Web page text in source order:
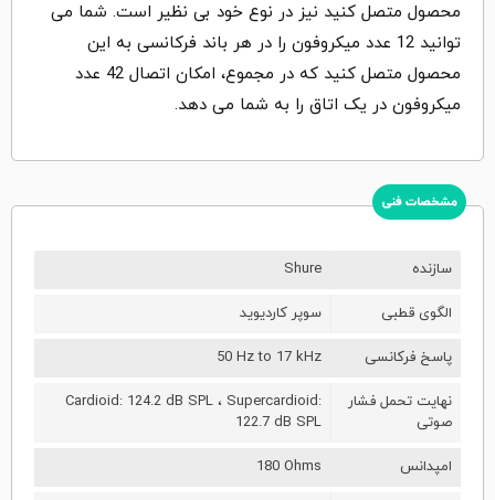
محصول متصل کنید نیز در نوع خود بی نظیر است. شما می
توانید 12 عدد میکروفون را در هر باند فرکانسی به این
محصول متصل کنید که در مجموع، امکان اتصال 42 عدد
میکروفون در یک اتاق را به شما می دهد.
مشخصات فنی
سازنده Shure
الگوی قطبی سوپر کاردیوید
پاسخ فرکانسی 50 Hz to 17 kHz
نهایت تحمل فشار
صوتی
Cardioid: 124.2 dB SPL ، Supercardioid:
122.7 dB SPL
امپدانس 180 Ohms